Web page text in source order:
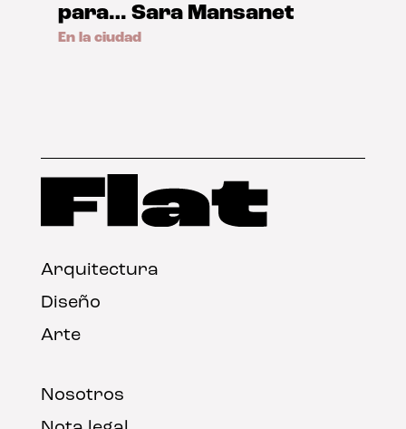
para… Sara Mansanet
En la ciudad
Arquitectura
Diseño
Arte
Nosotros